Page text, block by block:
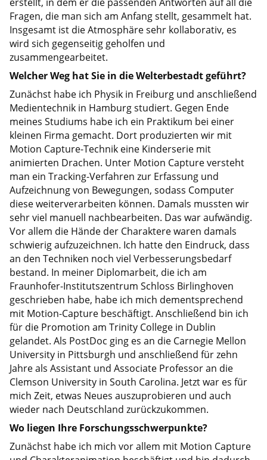
Fragen, die man sich am Anfang stellt, gesammelt hat.
Insgesamt ist die Atmosphäre sehr kollaborativ, es
wird sich gegenseitig geholfen und
zusammengearbeitet.
Welcher Weg hat Sie in die Welterbestadt geführt?
Zunächst habe ich Physik in Freiburg und anschließend
Medientechnik in Hamburg studiert. Gegen Ende
meines Studiums habe ich ein Praktikum bei einer
kleinen Firma gemacht. Dort produzierten wir mit
Motion Capture-Technik eine Kinderserie mit
animierten Drachen. Unter Motion Capture versteht
man ein Tracking-Verfahren zur Erfassung und
Aufzeichnung von Bewegungen, sodass Computer
diese weiterverarbeiten können. Damals mussten wir
sehr viel manuell nachbearbeiten. Das war aufwändig.
Vor allem die Hände der Charaktere waren damals
schwierig aufzuzeichnen. Ich hatte den Eindruck, dass
an den Techniken noch viel Verbesserungsbedarf
bestand. In meiner Diplomarbeit, die ich am
Fraunhofer-Institutszentrum Schloss Birlinghoven
geschrieben habe, habe ich mich dementsprechend
mit Motion-Capture beschäftigt. Anschließend bin ich
für die Promotion am Trinity College in Dublin
gelandet. Als PostDoc ging es an die Carnegie Mellon
University in Pittsburgh und anschließend für zehn
Jahre als Assistant und Associate Professor an die
Clemson University in South Carolina. Jetzt war es für
mich Zeit, etwas Neues auszuprobieren und auch
wieder nach Deutschland zurückzukommen.
Wo liegen Ihre Forschungsschwerpunkte?
Zunächst habe ich mich vor allem mit Motion Capture